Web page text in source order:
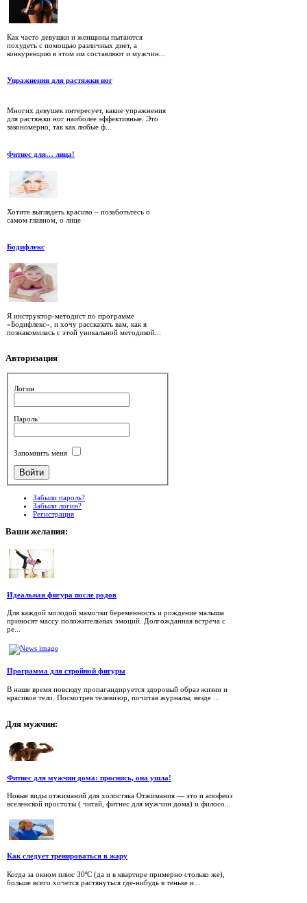
Как часто девушки и женщины пытаются
похудеть с помощью различных диет, а
конкуренцию в этом им составляют и мужчин...
Упражнения для растяжки ног
Многих девушек интересует, какие упражнения
для растяжки ног наиболее эффективные. Это
закономерно, так как любые ф...
Фитнес для… лица!
Хотите выглядеть красиво – позаботьтесь о
самом главном, о лице
Бодифлекс
Я инструктор-методист по программе
«Бодифлекс», и хочу рассказать вам, как я
познакомилась с этой уникальной методикой...
Авторизация
Логин
Пароль
Запомнить меня
Забыли пароль?
Забыли логин?
Регистрация
Ваши желания:
Идеальная фигура после родов
Для каждой молодой мамочки беременность и рождение малыша
приносят массу положительных эмоций. Долгожданная встреча с
ре...
Программа для стройной фигуры
В наше время повсюду пропагандируется здоровый образ жизни и
красивое тело. Посмотрев телевизор, почитав журналы, везде ...
Для мужчин:
Фитнес для мужчин дома: проснись, она ушла!
Новые виды отжиманий для холостяка Отжимания — это и апофеоз
вселенской простоты ( читай, фитнес для мужчин дома) и филосо...
Как следует тренироваться в жару
Когда за окном плюс 30ºС (да и в квартире примерно столько же),
больше всего хочется растянуться где-нибудь в теньке н...